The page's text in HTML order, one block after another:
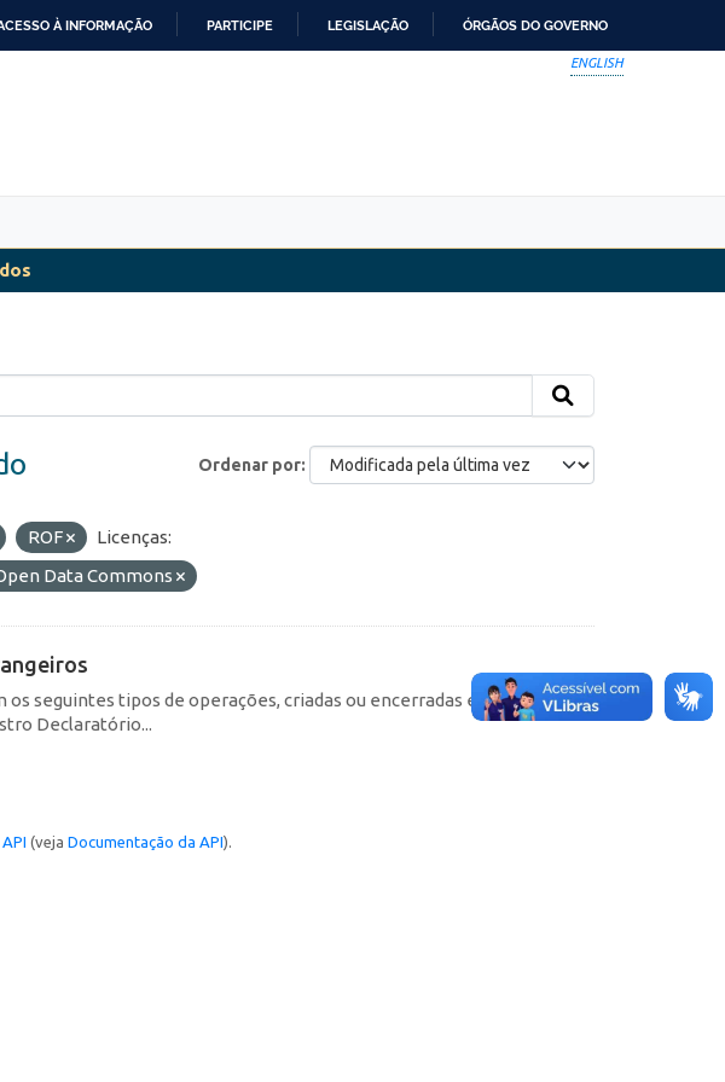
À INFORMAÇÃO PARTICIPE LEGISLAÇÃO ÓRGÃOS DO GOVERNO
ENGLISH
Ordenar por
ROF
Licenças:
Data Commons
seguintes tipos de operações, criadas ou encerradas em cada
Declaratório...
API (veja Documentação da API).